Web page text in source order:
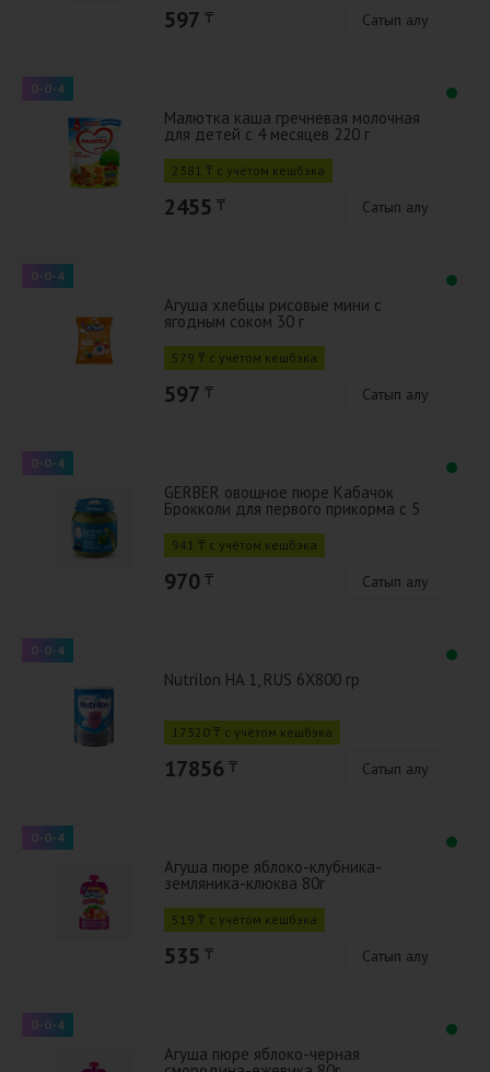
597 ₸ Сатып алу
0-0-4
Малютка каша гречневая молочная
для детей с 4 месяцев 220 г
2381 ₸ с учётом кешбэка
2455 ₸ Сатып алу
0-0-4
Агуша хлебцы рисовые мини с
ягодным соком 30 г
579 ₸ с учётом кешбэка
597 ₸ Сатып алу
0-0-4
GERBER овощное пюре Кабачок
Брокколи для первого прикорма с 5
941 ₸ с учётом кешбэка
970 ₸ Сатып алу
0-0-4
Nutrilon HA 1, RUS 6X800 гр
17320 ₸ с учётом кешбэка
17856 ₸ Сатып алу
0-0-4
Агуша пюре яблоко-клубника-
земляника-клюква 80г
519 ₸ с учётом кешбэка
535 ₸ Сатып алу
0-0-4
Агуша пюре яблоко-черная